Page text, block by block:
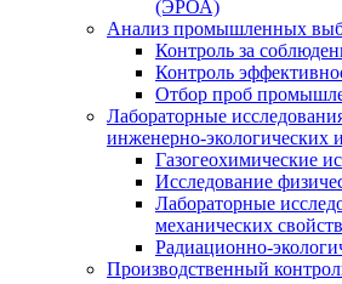
(ЭРОА)
Анализ промышленных
Контроль за
Контроль
Отбор проб
Лабораторные
инженерно-
Газогеохимические
Исследование
Лабораторные
механических
Радиационно-
Производственный